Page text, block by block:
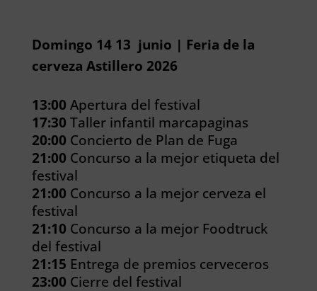
Domingo 14 13 junio | Feria de la
cerveza Astillero 2026
13:00 Apertura del festival
17:30 Taller infantil marcapaginas
20:00 Concierto de Plan de Fuga
21:00 Concurso a la mejor etiqueta del
festival
21:00 Concurso a la mejor cerveza el
festival
21:10 Concurso a la mejor Foodtruck
del festival
21:15 Entrega de premios cerveceros
23:00 Cierre del festival